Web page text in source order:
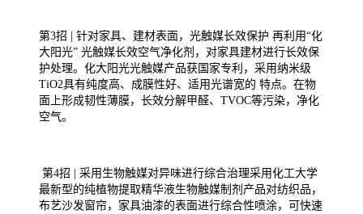
第3招 | 针对家具、建材表面，光触媒长效保护 再利用“化
大阳光” 光触媒长效空气净化剂，对家具建材进行长效保
护处理。化大阳光光触媒产品获国家专利，采用纳米级
TiO2具有纯度高、成膜性好、适用光谱宽的 特点。在物
面上形成韧性薄膜，长效分解甲醛、TVOC等污染，净化
空气。
第4招 | 采用生物触媒对异味进行综合治理采用化工大学
最新型的纯植物提取精华液生物触媒制剂产品对纺织品，
布艺沙发窗帘，家具油漆的表面进行综合性喷涂，可快速